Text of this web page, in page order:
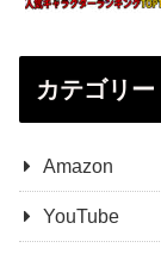
カテゴリー
Amazon
YouTube